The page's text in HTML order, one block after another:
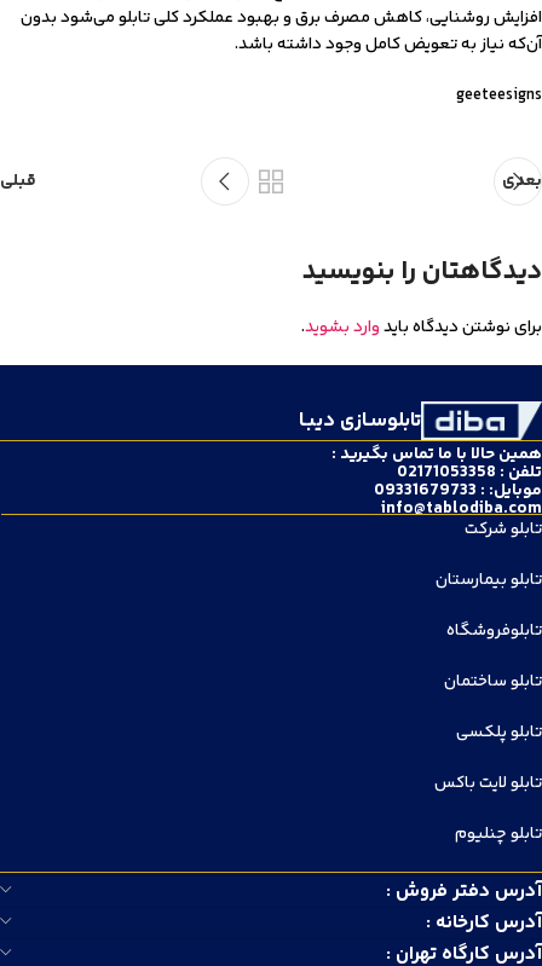
افزایش روشنایی، کاهش مصرف برق و بهبود عملکرد کلی تابلو می‌شود بدون
آن‌که نیاز به تعویض کامل وجود داشته باشد.
geeteesigns
بعدی قبلی
دیدگاهتان را بنویسید
برای نوشتن دیدگاه بایدوارد بشوید.
تابلوسـازی دیبـا
همین حالا با ما تماس بگیرید :
تلفن : 02171053358
موبایل: : 09331679733
info@tablodiba.com
تابلو شرکت
تابلو بیمارستان
تابلوفروشگاه
تابلو ساختمان
تابلو پلکسی
تابلو لایت باکس
تابلو چنلیوم
آدرس دفتر فروش :
آدرس کارخانه :
آدرس کارگاه تهران :